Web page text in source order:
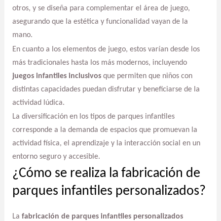
otros, y se diseña para complementar el área de juego,
asegurando que la estética y funcionalidad vayan de la
mano.
En cuanto a los elementos de juego, estos varían desde los
más tradicionales hasta los más modernos, incluyendo
juegos infantiles inclusivosque permiten que niños con
distintas capacidades puedan disfrutar y beneficiarse de la
actividad lúdica.
La diversificación en los tipos de parques infantiles
corresponde a la demanda de espacios que promuevan la
actividad física, el aprendizaje y la interacción social en un
entorno seguro y accesible.
¿Cómo se realiza la fabricación de
parques infantiles personalizados?
La fabricación de parques infantiles personalizados